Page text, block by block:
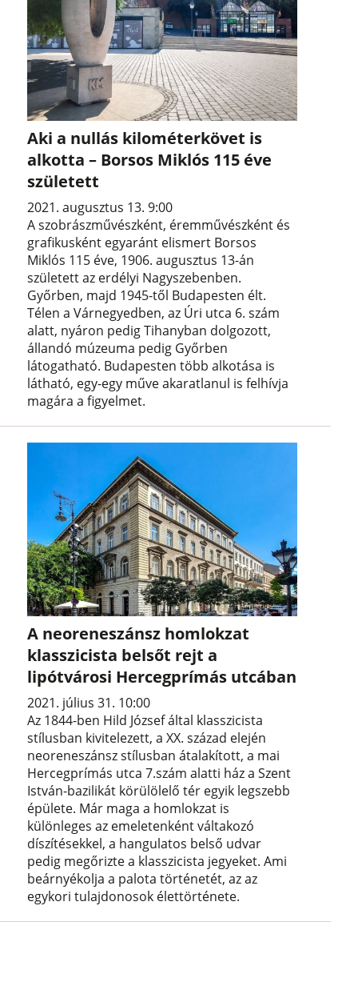
Aki a nullás kilométerkövet is
alkotta – Borsos Miklós 115 éve
született
2021. augusztus 13. 9:00
A szobrászművészként, éremművészként és
grafikusként egyaránt elismert Borsos
Miklós 115 éve, 1906. augusztus 13-án
született az erdélyi Nagyszebenben.
Győrben, majd 1945-től Budapesten élt.
Télen a Várnegyedben, az Úri utca 6. szám
alatt, nyáron pedig Tihanyban dolgozott,
állandó múzeuma pedig Győrben
látogatható. Budapesten több alkotása is
látható, egy-egy műve akaratlanul is felhívja
magára a figyelmet.
A neoreneszánsz homlokzat
klasszicista belsőt rejt a
lipótvárosi Hercegprímás utcában
2021. július 31. 10:00
Az 1844-ben Hild József által klasszicista
stílusban kivitelezett, a XX. század elején
neoreneszánsz stílusban átalakított, a mai
Hercegprímás utca 7.szám alatti ház a Szent
István-bazilikát körülölelő tér egyik legszebb
épülete. Már maga a homlokzat is
különleges az emeletenként váltakozó
díszítésekkel, a hangulatos belső udvar
pedig megőrizte a klasszicista jegyeket. Ami
beárnyékolja a palota történetét, az az
egykori tulajdonosok élettörténete.